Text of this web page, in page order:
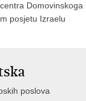
Domovinskoga
posjetu Izraelu
poslova